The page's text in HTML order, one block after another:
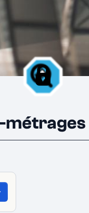
métrages